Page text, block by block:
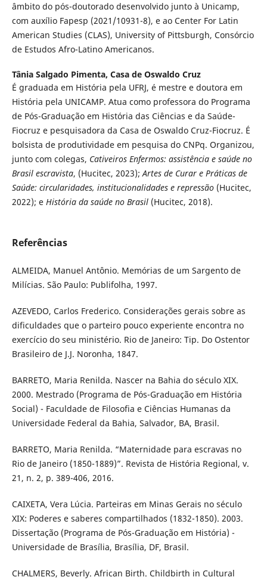
âmbito do pós-doutorado desenvolvido junto à Unicamp,
com auxílio Fapesp (2021/10931-8), e ao Center For Latin
American Studies (CLAS), University of Pittsburgh, Consórcio
de Estudos Afro-Latino Americanos.
Tânia Salgado Pimenta, Casa de Oswaldo Cruz
É graduada em História pela UFRJ, é mestre e doutora em
História pela UNICAMP. Atua como professora do Programa
de Pós-Graduação em História das Ciências e da Saúde-
Fiocruz e pesquisadora da Casa de Oswaldo Cruz-Fiocruz. É
bolsista de produtividade em pesquisa do CNPq. Organizou,
junto com colegas, Cativeiros Enfermos: assistência e saúde no
Brasil escravista, (Hucitec, 2023);Artes de Curar e Práticas de
Saúde: circularidades, institucionalidades e repressão(Hucitec,
2022); e História da saúde no Brasil(Hucitec, 2018).
Referências
ALMEIDA, Manuel Antônio. Memórias de um Sargento de
Milícias. São Paulo: Publifolha, 1997.
AZEVEDO, Carlos Frederico. Considerações gerais sobre as
dificuldades que o parteiro pouco experiente encontra no
exercício do seu ministério. Rio de Janeiro: Tip. Do Ostentor
Brasileiro de J.J. Noronha, 1847.
BARRETO, Maria Renilda. Nascer na Bahia do século XIX.
2000. Mestrado (Programa de Pós-Graduação em História
Social) - Faculdade de Filosofia e Ciências Humanas da
Universidade Federal da Bahia, Salvador, BA, Brasil.
BARRETO, Maria Renilda. “Maternidade para escravas no
Rio de Janeiro (1850-1889)”. Revista de História Regional, v.
21, n. 2, p. 389-406, 2016.
CAIXETA, Vera Lúcia. Parteiras em Minas Gerais no século
XIX: Poderes e saberes compartilhados (1832-1850). 2003.
Dissertação (Programa de Pós-Graduação em História) -
Universidade de Brasília, Brasília, DF, Brasil.
CHALMERS, Beverly. African Birth. Childbirth in Cultural